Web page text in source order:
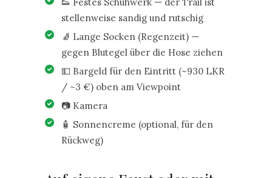
stellenweise sandig und rutschig
🧦 Lange Socken (Regenzeit) —
gegen Blutegel über die Hose ziehen
💵 Bargeld für den Eintritt (~930 LKR
/ ~3 €) oben am Viewpoint
📷 Kamera
🧴 Sonnencreme (optional, für den
Rückweg)